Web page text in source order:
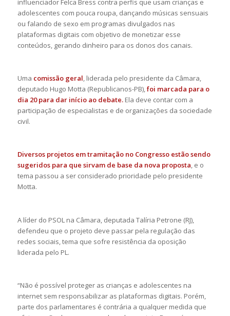
influenciador Felca Bress contra perfis que usam crianças e
adolescentes com pouca roupa, dançando músicas sensuais
ou falando de sexo em programas divulgados nas
plataformas digitais com objetivo de monetizar esse
conteúdos, gerando dinheiro para os donos dos canais.
Uma comissão geral, liderada pelo presidente da Câmara,
deputado Hugo Motta (Republicanos-PB),foi marcada para o
dia 20 para dar início ao debate.Ela deve contar com a
participação de especialistas e de organizações da sociedade
civil.
Diversos projetos em tramitação no Congresso estão sendo
sugeridos para que sirvam de base da nova proposta, e o
tema passou a ser considerado prioridade pelo presidente
Motta.
A líder do PSOL na Câmara, deputada Talíria Petrone (RJ),
defendeu que o projeto deve passar pela regulação das
redes sociais, tema que sofre resistência da oposição
liderada pelo PL.
“Não é possível proteger as crianças e adolescentes na
internet sem responsabilizar as plataformas digitais. Porém,
parte dos parlamentares é contrária a qualquer medida que